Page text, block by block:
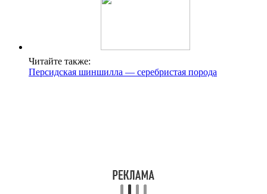
Читайте также:
Персидская шиншилла — серебристая порода